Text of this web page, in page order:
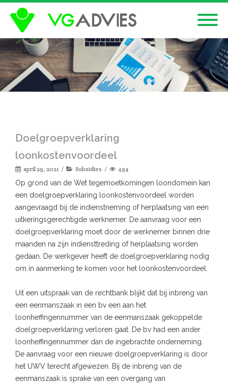
Doelgroepverklaring
loonkostenvoordeel
april 29, 2021 Subsidies 494
Op grond van de Wet tegemoetkomingen loondomein kan
een doelgroepverklaring loonkostenvoordeel worden
aangevraagd bij de indienstneming of herplaatsing van een
uitkeringsgerechtigde werknemer. De aanvraag voor een
doelgroepverklaring moet door de werknemer binnen drie
maanden na zijn indiensttreding of herplaatsing worden
gedaan. De werkgever heeft de doelgroepverklaring nodig
om in aanmerking te komen voor het loonkostenvoordeel.
Uit een uitspraak van de rechtbank blijkt dat bij inbreng van
een eenmanszaak in een bv een aan het
loonheffingennummer van de eenmanszaak gekoppelde
doelgroepverklaring verloren gaat. De bv had een ander
loonheffingennummer dan de ingebrachte onderneming.
De aanvraag voor een nieuwe doelgroepverklaring is door
het UWV terecht afgewezen. Bij de inbreng van de
eenmanszaak is sprake van een overgang van